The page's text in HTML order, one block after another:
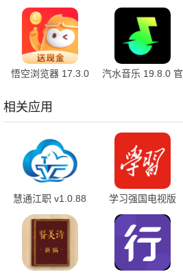
官方版
7.2.5.32 安卓版
悟空浏览器 17.3.0
汽水音乐 19.8.0 官
相关应用
慧通江职 v1.0.88
最新版
学习强国电视版
2.72.0 最新版